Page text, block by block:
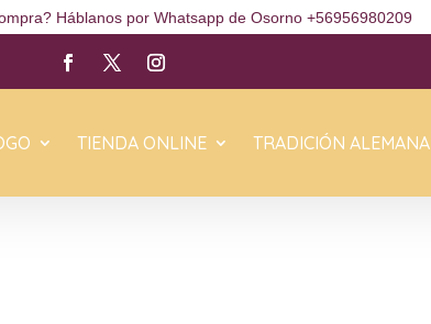
Háblanos por Whatsapp de Osorno +56956980209
TIENDA ONLINE TRADICIÓN ALEMANA